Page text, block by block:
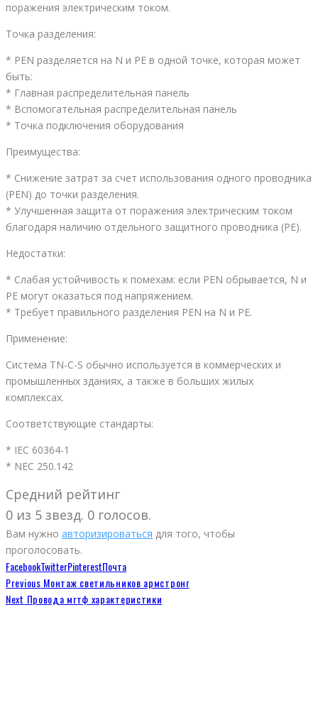
поражения электрическим током.
Точка разделения:
* PEN разделяется на N и PE в одной точке, которая может
быть:
* Главная распределительная панель
* Вспомогательная распределительная панель
* Точка подключения оборудования
Преимущества:
* Снижение затрат за счет использования одного проводника
(PEN) до точки разделения.
* Улучшенная защита от поражения электрическим током
благодаря наличию отдельного защитного проводника (PE).
Недостатки:
* Слабая устойчивость к помехам: если PEN обрывается, N и
PE могут оказаться под напряжением.
* Требует правильного разделения PEN на N и PE.
Применение:
Система TN-C-S обычно используется в коммерческих и
промышленных зданиях, а также в больших жилых
комплексах.
Соответствующие стандарты:
* IEC 60364-1
* NEC 250.142
Средний рейтинг
0 из 5 звезд. 0 голосов.
Вам нужно авторизироваться для того, чтобы
проголосовать.
FacebookTwitterPinterestПочта
Previous Монтаж светильников армстронг
Next Провода мгтф характеристики